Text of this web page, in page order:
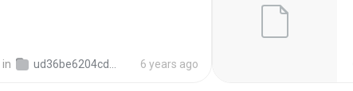
in ud36be6204cd2dec4c384d852796bbdc5 6 years ago